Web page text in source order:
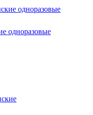
одноразовые
одноразовые